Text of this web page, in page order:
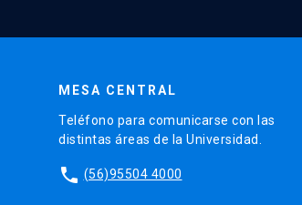
MESA CENTRAL
Teléfono para comunicarse con las
distintas áreas de la Universidad.
phone (56)95504 4000